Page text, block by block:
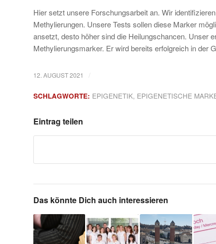
Hier setzt unsere Forschungsarbeit an. Wir
Methylierungen. Unsere Tests sollen diese Marker
ansetzt, desto höher sind die Heilungschancen. Unser
Methylierungsmarker. Er wird bereits erfolgreich in der
12. AUGUST 2021 /
SCHLAGWORTE: EPIGENETIK, EPIGENETISCHE
Eintrag teilen
Das könnte Dich auch interessieren